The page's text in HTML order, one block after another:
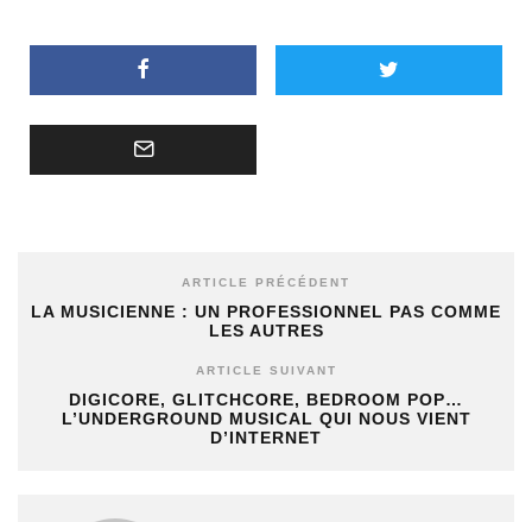
ARTICLE PRÉCÉDENT
LA MUSICIENNE : UN PROFESSIONNEL PAS COMME
LES AUTRES
ARTICLE SUIVANT
DIGICORE, GLITCHCORE, BEDROOM POP…
L’UNDERGROUND MUSICAL QUI NOUS VIENT
D’INTERNET